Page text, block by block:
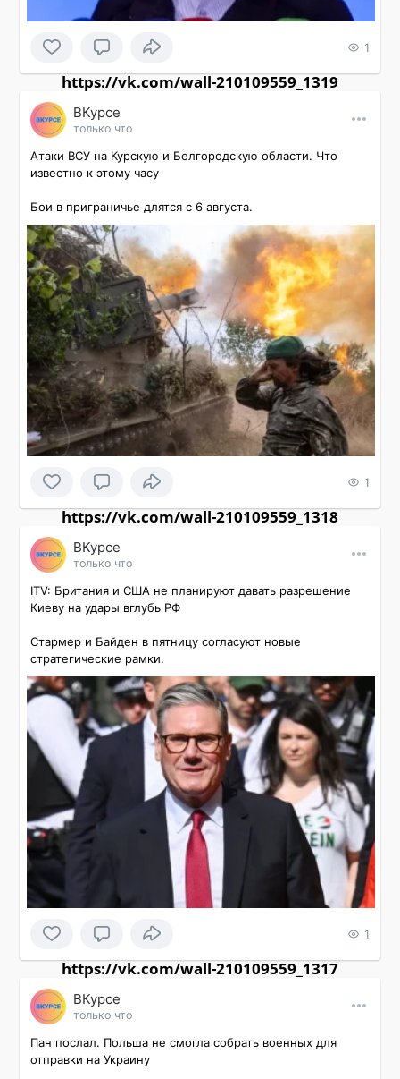
1
https://vk.com/wall-210109559_1319
ВКурсе
только что
Атаки ВСУ на Курскую и Белгородскую области. Что
известно к этому часу
Бои в приграничье длятся с 6 августа.
1
https://vk.com/wall-210109559_1318
ВКурсе
только что
ITV: Британия и США не планируют давать разрешение
Киеву на удары вглубь РФ
Стармер и Байден в пятницу согласуют новые
стратегические рамки.
1
https://vk.com/wall-210109559_1317
ВКурсе
только что
Пан послал. Польша не смогла собрать военных для
отправки на Украину